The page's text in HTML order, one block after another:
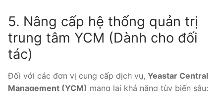
5. Nâng cấp hệ thống quản trị
trung tâm YCM (Dành cho đối
tác)
Đối với các đơn vị cung cấp dịch vụ, Yeastar Central
Management (YCM) mang lại khả năng tùy biến sâu: